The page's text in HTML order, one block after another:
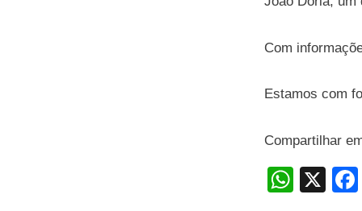
Com
Estamos com
Compartilhar
W
X